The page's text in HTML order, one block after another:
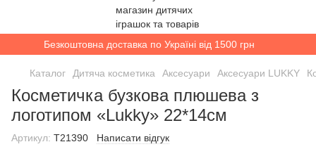
Безкоштовна доставка по Україні від 1500 грн
Каталог Дитяча косметика Аксесуари Аксесуари LUKKY
Косметичка бузкова плюшева з
логотипом «Lukky» 22*14см
Артикул: T21390 Написати відгук